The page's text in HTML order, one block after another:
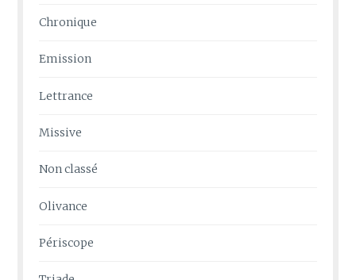
Chronique
Emission
Lettrance
Missive
Non classé
Olivance
Périscope